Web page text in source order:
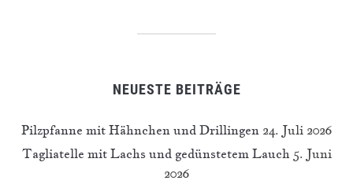
NEUESTE BEITRÄGE
Pilzpfanne mit Hähnchen und Drillingen 24. Juli 2026
Tagliatelle mit Lachs und gedünstetem Lauch 5. Juni
2026